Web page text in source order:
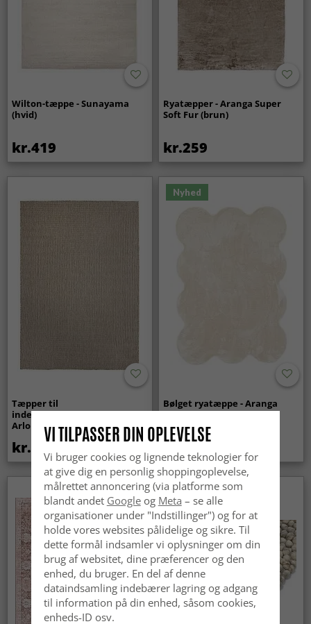
Wilton-tæppe - Sunayama
(hvid)
kr.419
Ryatæpper - Aranga Super
Soft Fur (brun)
kr.259
Tæpper til
indendørs/udendørs brug -
Arlo (beige)
kr.439
Nyhed
Bølget ryatæppe - Aranga
Super Soft Fur (beige)
kr.369
Nyhed
VI TILPASSER DIN OPLEVELSE
Vi bruger cookies og lignende teknologier for
at give dig en personlig shoppingoplevelse,
målrettet annoncering (via platforme som
blandt andet Googleog Meta – se alle
organisationer under "Indstillinger") og for at
holde vores websites pålidelige og sikre. Til
dette formål indsamler vi oplysninger om din
brug af websitet, dine præferencer og den
enhed, du bruger. En del af denne
dataindsamling indebærer lagring og adgang
til information på din enhed, såsom cookies,
enheds-ID osv.